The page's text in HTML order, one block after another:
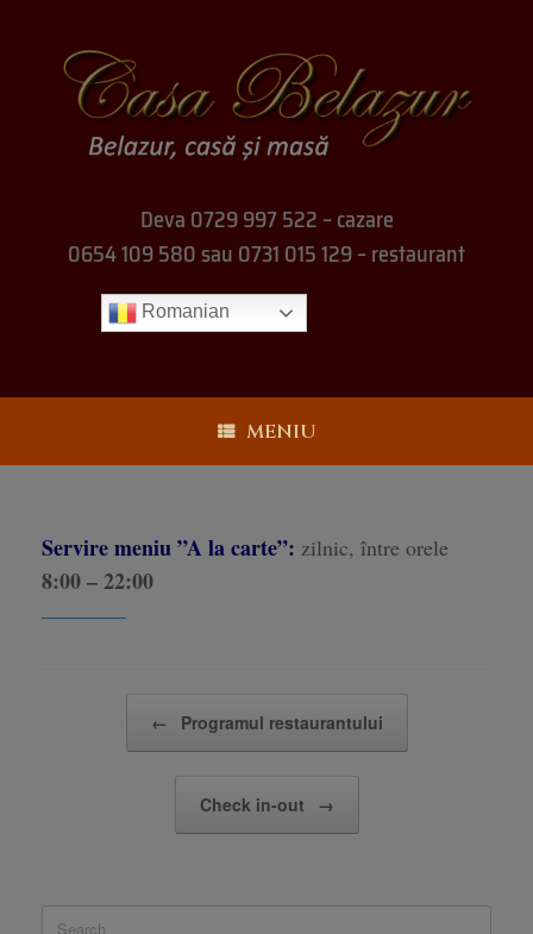
Deva 0729 997 522 – cazare
0654 109 580 sau 0731 015 129 – restaurant
Romanian
MENIU
Servire meniu ”A la carte”: zilnic, între orele
8:00 – 22:00
← Programul restaurantului
Check in-out →